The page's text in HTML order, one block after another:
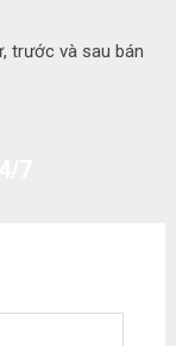
trước và sau bán